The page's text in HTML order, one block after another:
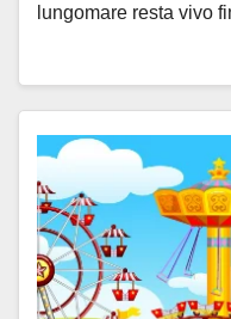
lungomare resta vivo